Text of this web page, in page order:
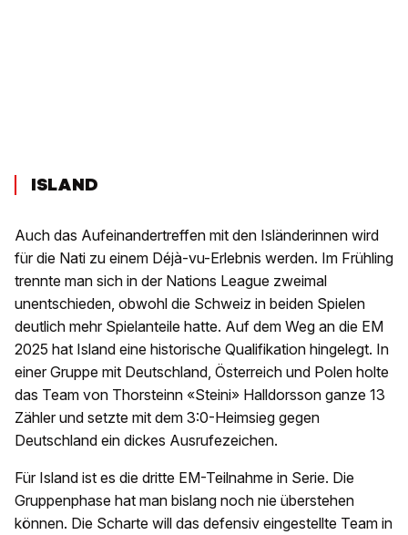
ISLAND
Auch das Aufeinandertreffen mit den Isländerinnen wird
für die Nati zu einem Déjà-vu-Erlebnis werden. Im Frühling
trennte man sich in der Nations League zweimal
unentschieden, obwohl die Schweiz in beiden Spielen
deutlich mehr Spielanteile hatte. Auf dem Weg an die EM
2025 hat Island eine historische Qualifikation hingelegt. In
einer Gruppe mit Deutschland, Österreich und Polen holte
das Team von Thorsteinn «Steini» Halldorsson ganze 13
Zähler und setzte mit dem 3:0-Heimsieg gegen
Deutschland ein dickes Ausrufezeichen.
Für Island ist es die dritte EM-Teilnahme in Serie. Die
Gruppenphase hat man bislang noch nie überstehen
können. Die Scharte will das defensiv eingestellte Team in